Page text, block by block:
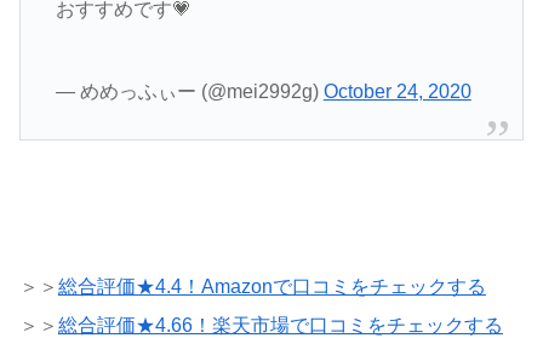
おすすめです💗
— めめっふぃー (@mei2992g) October 24, 2020
＞＞ 総合評価★4.4！Amazonで口コミをチェックする
＞＞ 総合評価★4.66！楽天市場で口コミをチェックする